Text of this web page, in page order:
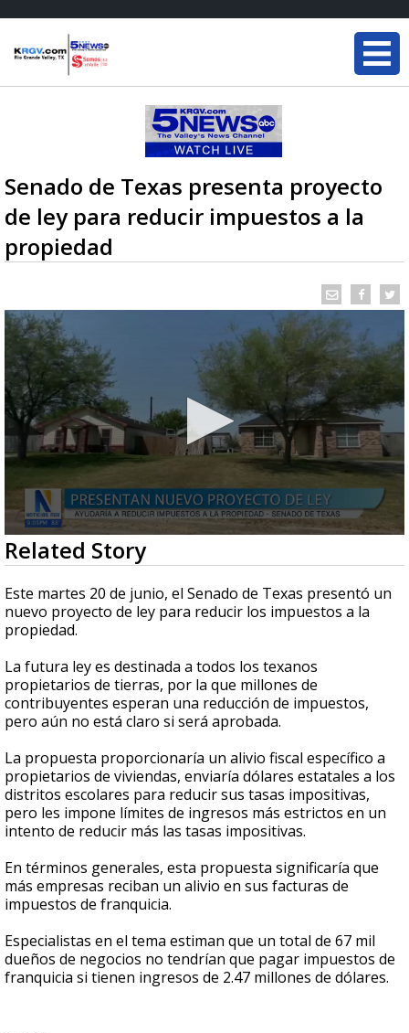
Senado de Texas presenta proyecto
de ley para reducir impuestos a la
propiedad
0
seconds
of
52
seconds
Related Story
Este martes 20 de junio, el Senado de Texas presentó un
nuevo proyecto de ley para reducir los impuestos a la
propiedad.
La futura ley es destinada a todos los texanos
propietarios de tierras, por la que millones de
contribuyentes esperan una reducción de impuestos,
pero aún no está claro si será aprobada.
La propuesta proporcionaría un alivio fiscal específico a
propietarios de viviendas, enviaría dólares estatales a los
distritos escolares para reducir sus tasas impositivas,
pero les impone límites de ingresos más estrictos en un
intento de reducir más las tasas impositivas.
En términos generales, esta propuesta significaría que
más empresas reciban un alivio en sus facturas de
impuestos de franquicia.
Especialistas en el tema estiman que un total de 67 mil
dueños de negocios no tendrían que pagar impuestos de
franquicia si tienen ingresos de 2.47 millones de dólares.